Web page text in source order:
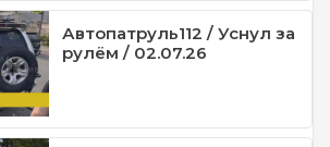
Автопатруль112 / Уснул за
рулём / 02.07.26